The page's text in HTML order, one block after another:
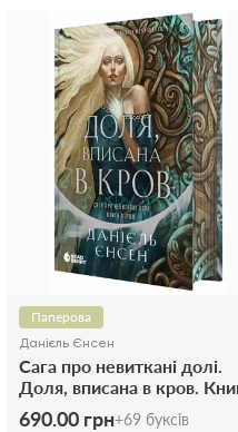
Паперова
Данієль Єнсен
Сага про невиткані долі.
Доля, вписана в кров.
1
690.00 грн+69 буксів